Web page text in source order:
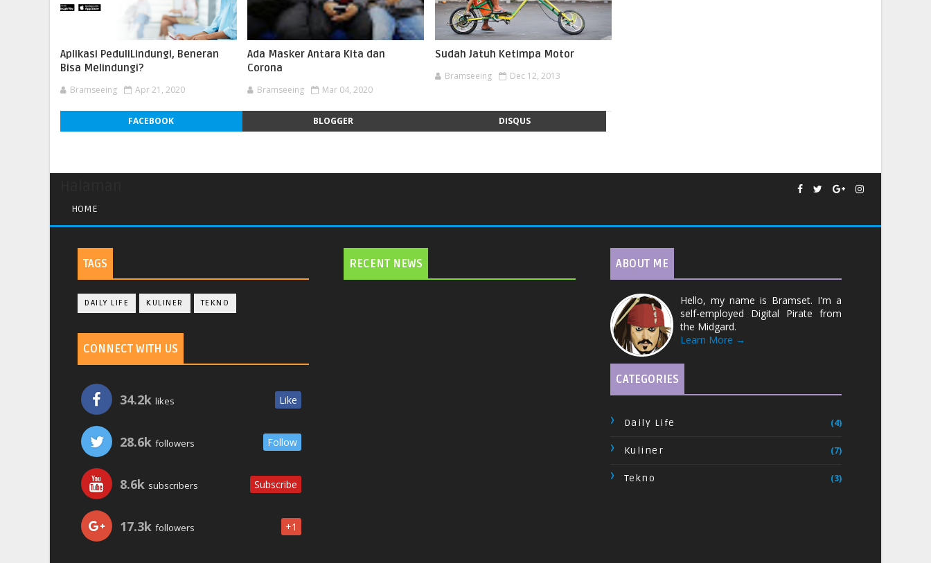
Aplikasi PeduliLindungi, Beneran
Bisa Melindungi?
Bramseeing Apr 21, 2020
Ada Masker Antara Kita dan
Corona
Bramseeing Mar 04, 2020
Sudah Jatuh Ketimpa Motor
Bramseeing Dec 12, 2013
FACEBOOK BLOGGER DISQUS
HOME
TAGS
DAILY LIFE KULINER TEKNO
CONNECT WITH US
34.2k likes Like
28.6k followers Follow
8.6k subscribers Subscribe
17.3k followers +1
RECENT NEWS ABOUT ME
Hello, my name is Bramset. I'm a
self-employed Digital Pirate from
the Midgard.
Learn More →
CATEGORIES
Daily Life (4)
Kuliner (7)
Tekno (3)